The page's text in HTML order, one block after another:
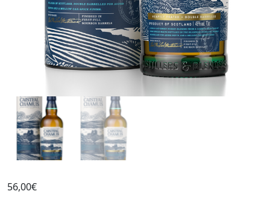
56,00€